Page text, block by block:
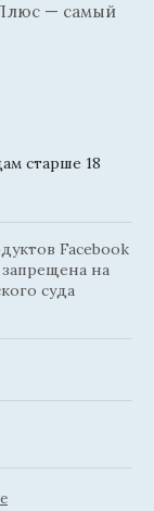
— самый
старше 18
Facebook
на
суда